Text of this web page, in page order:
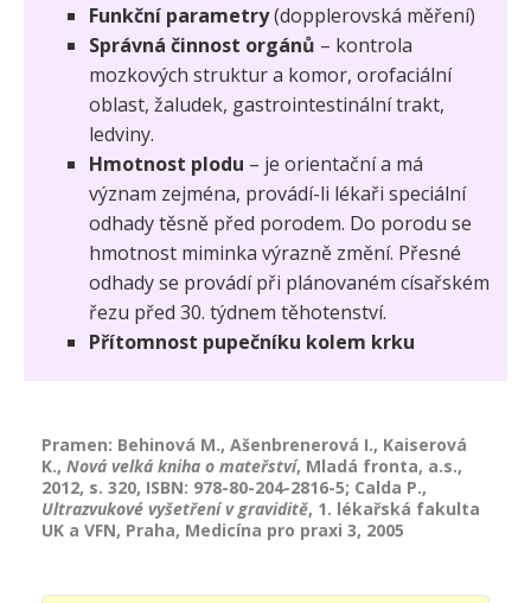
Funkční parametry(dopplerovská měření)
Správná činnost orgánů – kontrola
mozkových struktur a komor, orofaciální
oblast, žaludek, gastrointestinální trakt,
ledviny.
Hmotnost plodu – je orientační a má
význam zejména, provádí-li lékaři speciální
odhady těsně před porodem. Do porodu se
hmotnost miminka výrazně změní. Přesné
odhady se provádí při plánovaném císařském
řezu před 30. týdnem těhotenství.
Přítomnost pupečníku kolem krku
Pramen: Behinová M., Ašenbrenerová I., Kaiserová
K., Nová velká kniha o mateřství, Mladá fronta, a.s.,
2012, s. 320, ISBN: 978-80-204-2816-5; Calda P.,
Ultrazvukové vyšetření v graviditě, 1. lékařská fakulta
UK a VFN, Praha, Medicína pro praxi 3, 2005